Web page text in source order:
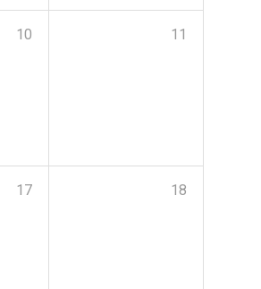
10 11
17 18